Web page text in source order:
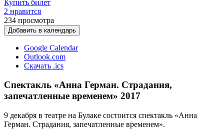
Купить билет
2 нравится
234 просмотра
Добавить в календарь
Google Calendar
Outlook.com
Скачать .ics
Спектакль «Анна Герман. Страдания,
запечатленные временем» 2017
9 декабря в театре на Булаке состоится спектакль «Анна
Герман. Страдания, запечатленные временем».